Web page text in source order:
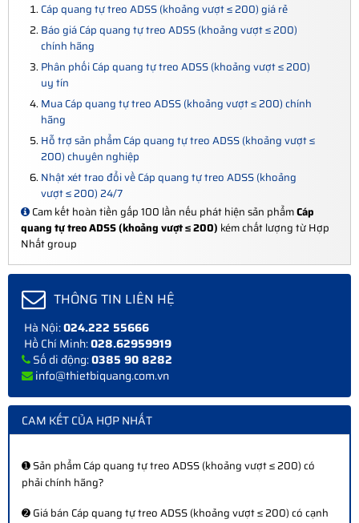
Cáp quang tự treo ADSS (khoảng vượt ≤ 200) giá rẻ
Báo giá Cáp quang tự treo ADSS (khoảng vượt ≤ 200)
chính hãng
Phân phối Cáp quang tự treo ADSS (khoảng vượt ≤ 200)
uy tín
Mua Cáp quang tự treo ADSS (khoảng vượt ≤ 200) chính
hãng
Hỗ trợ sản phẩm Cáp quang tự treo ADSS (khoảng vượt ≤
200) chuyên nghiệp
Nhật xét trao đổi về Cáp quang tự treo ADSS (khoảng
vượt ≤ 200) 24/7
Cam kết hoàn tiền gấp 100 lần nếu phát hiện sản phẩmCáp
quang tự treo ADSS (khoảng vượt ≤ 200) kém chất lượng từ Hợp
Nhất group
THÔNG TIN LIÊN HỆ
Hà Nội:024.222 55666
Hồ Chí Minh:028.62959919
Số di động:0385 90 8282
info@thietbiquang.com.vn
CAM KẾT CỦA HỢP NHẤT
➊ Sản phẩm Cáp quang tự treo ADSS (khoảng vượt ≤ 200) có
phải chính hãng?
➋ Giá bán Cáp quang tự treo ADSS (khoảng vượt ≤ 200) có cạnh